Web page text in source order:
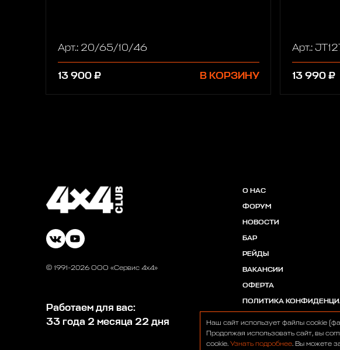
Арт.: 20/65/10/46
13 900 ₽ В КОРЗИНУ
Арт.:
13 990 ₽
© 1991-2026 ООО «Сервис 4х4»
Работаем для вас:
33 года 2 месяца 22 дня
О НАС
ФОРУМ
НОВОСТИ
БАР
РЕЙДЫ
ВАКАНСИИ
ОФЕРТА
ПОЛИТИКА
Наш сайт использует файлы cookie
Продолжая использовать сайт, вы
cookie. Узнать подробнее. Вы можете